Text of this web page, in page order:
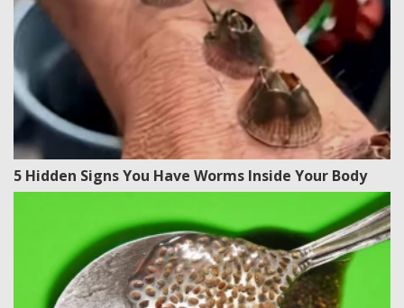
5 Hidden Signs You Have Worms Inside Your Body